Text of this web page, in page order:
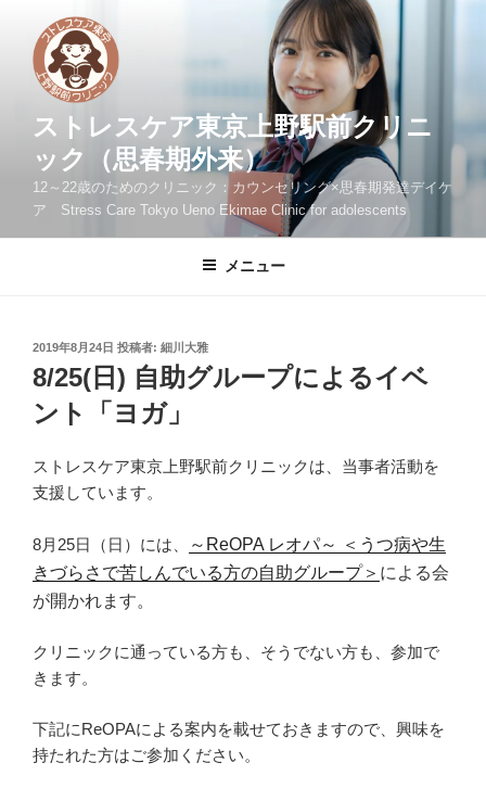
ストレスケア東京上野駅前クリニ
ック（思春期外来）
12～22歳のためのクリニック：カウンセリング×思春期発達デイケ
ア Stress Care Tokyo Ueno Ekimae Clinic for adolescents
メニュー
投
稿
日:
2019年8月24日 投稿者: 細川大雅
8/25(日) 自助グループによるイベ
ント「ヨガ」
ストレスケア東京上野駅前クリニックは、当事者活動を
支援しています。
8月25日（日）には、 ～ ReOPA レオパ～ ＜うつ病や生
きづらさで苦しんでいる方の自助グループ＞ による会
が開かれます。
クリニックに通っている方も、そうでない方も、参加で
きます。
下記にReOPAによる案内を載せておきますので、興味を
持たれた方はご参加ください。